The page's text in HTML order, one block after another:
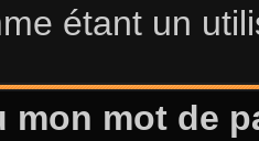
étant un
mon mot de